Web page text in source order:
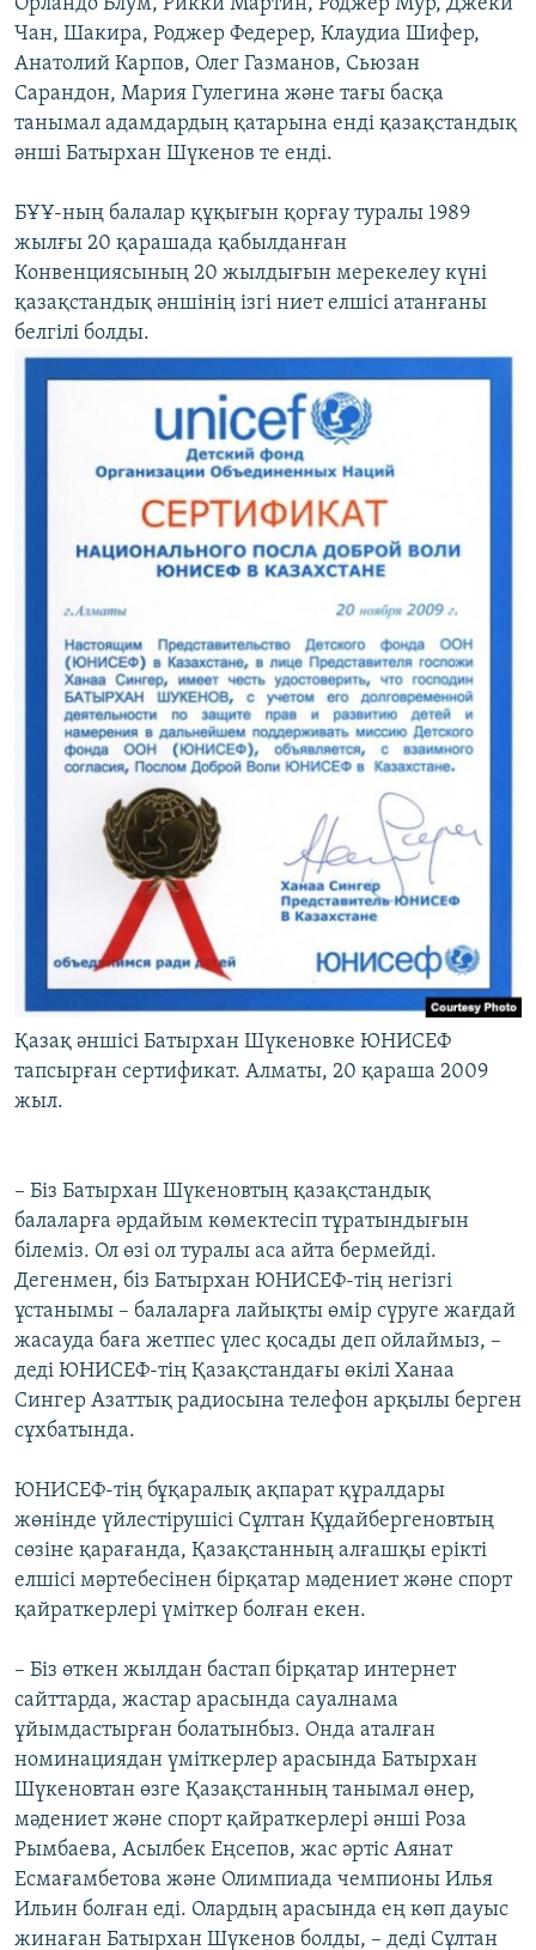
Орландо Блум, Рикки Мартин, Роджер Мур, Джеки
Чан, Шакира, Роджер Федерер, Клаудиа Шифер,
Анатолий Карпов, Олег Газманов, Сьюзан
Сарандон, Мария Гулегина және тағы басқа
танымал адамдардың қатарына енді қазақстандық
әнші Батырхан Шүкенов те енді.
БҰҰ-ның балалар құқығын қорғау туралы 1989
жылғы 20 қарашада қабылданған
Конвенциясының 20 жылдығын мерекелеу күні
қазақстандық әншінің ізгі ниет елшісі атанғаны
белгілі болды.
Қазақ әншісі Батырхан Шүкеновке ЮНИСЕФ
тапсырған сертификат. Алматы, 20 қараша 2009
жыл.
– Біз Батырхан Шүкеновтың қазақстандық
балаларға әрдайым көмектесіп тұратындығын
білеміз. Ол өзі ол туралы аса айта бермейді.
Дегенмен, біз Батырхан ЮНИСЕФ-тің негізгі
ұстанымы – балаларға лайықты өмір сүруге жағдай
жасауда баға жетпес үлес қосады деп ойлаймыз, –
деді ЮНИСЕФ-тің Қазақстандағы өкілі Ханаа
Сингер Азаттық радиосына телефон арқылы берген
сұхбатында.
ЮНИСЕФ-тің бұқаралық ақпарат құралдары
жөнінде үйлестірушісі Сұлтан Құдайбергеновтың
сөзіне қарағанда, Қазақстанның алғашқы ерікті
елшісі мәртебесінен бірқатар мәдениет және спорт
қайраткерлері үміткер болған екен.
– Біз өткен жылдан бастап бірқатар интернет
сайттарда, жастар арасында сауалнама
ұйымдастырған болатынбыз. Онда аталған
номинациядан үміткерлер арасында Батырхан
Шүкеновтан өзге Қазақстанның танымал өнер,
мәдениет және спорт қайраткерлері әнші Роза
Рымбаева, Асылбек Еңсепов, жас әртіс Аянат
Есмағамбетова және Олимпиада чемпионы Илья
Ильин болған еді. Олардың арасында ең көп дауыс
жинаған Батырхан Шүкенов болды, – деді Сұлтан